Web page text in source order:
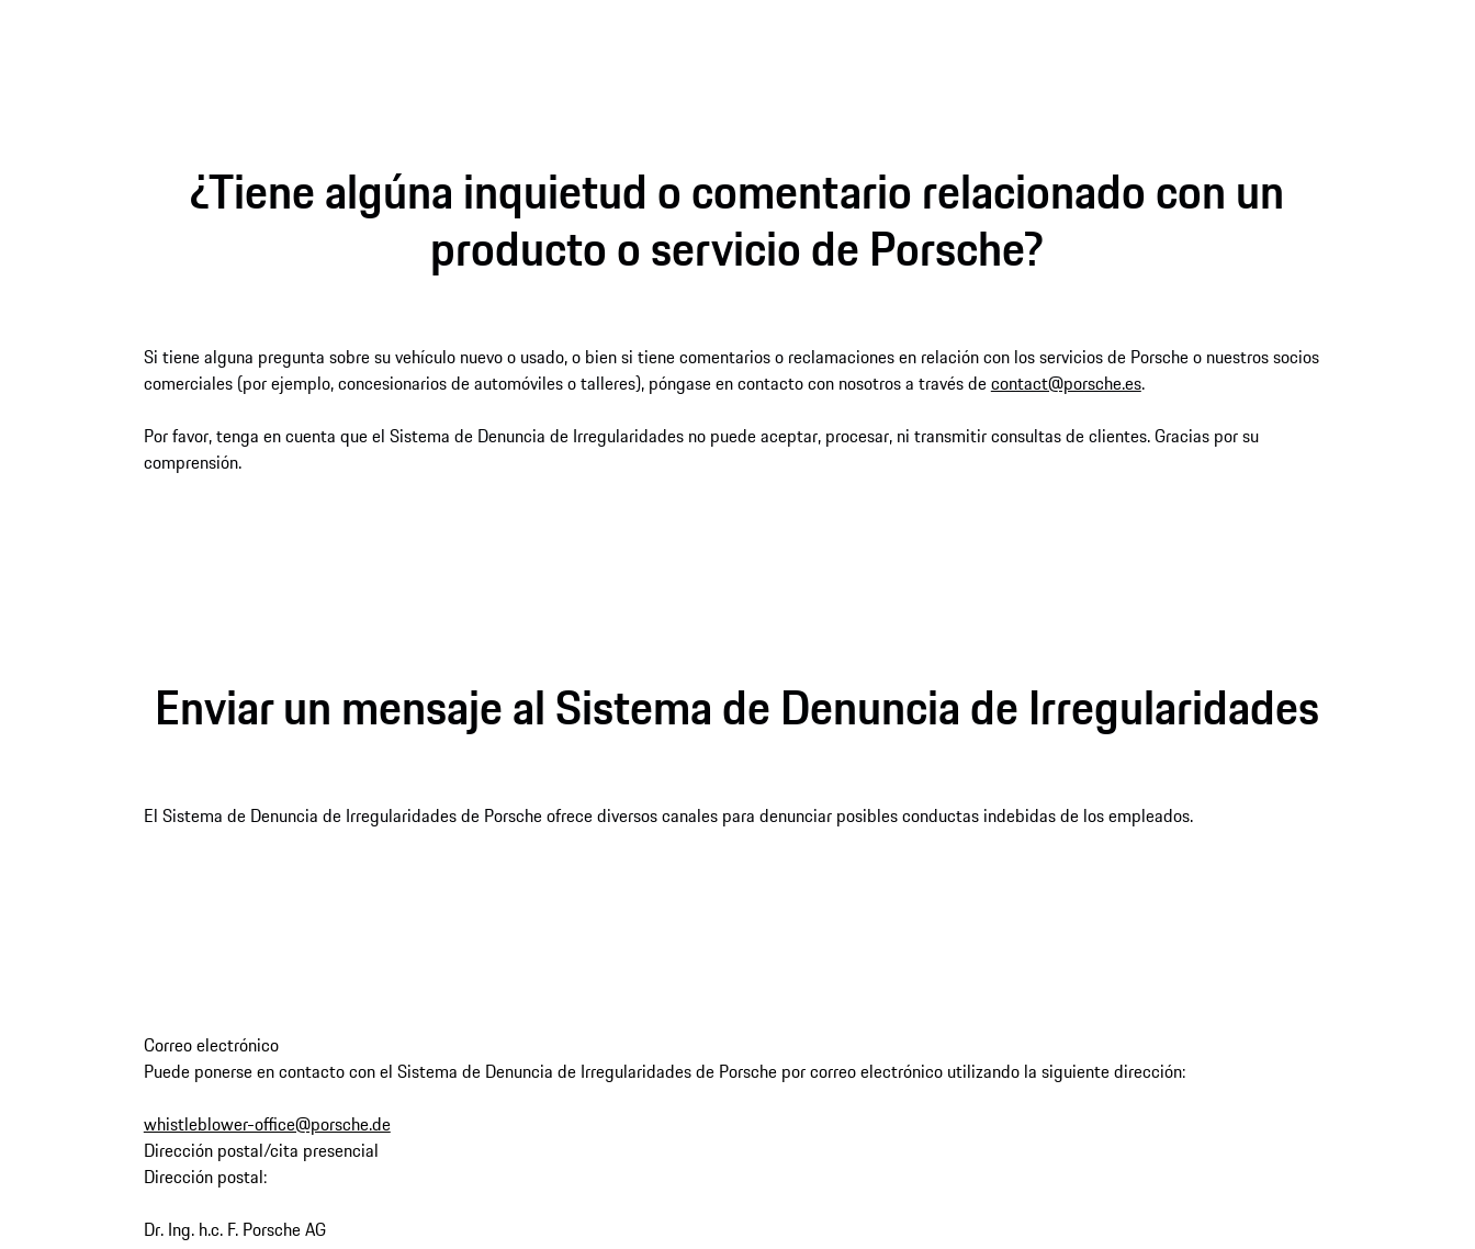
¿Tiene algúna inquietud o comentario relacionado con un
producto o servicio de Porsche?
Si tiene alguna pregunta sobre su vehículo nuevo o usado, o bien si tiene comentarios o reclamaciones en relación con los servicios de Porsche o nuestros socios
comerciales (por ejemplo, concesionarios de automóviles o talleres), póngase en contacto con nosotros a través decontact@porsche.es.
Por favor, tenga en cuenta que el Sistema de Denuncia de Irregularidades no puede aceptar, procesar, ni transmitir consultas de clientes. Gracias por su
comprensión.
Enviar un mensaje al Sistema de Denuncia de Irregularidades
El Sistema de Denuncia de Irregularidades de Porsche ofrece diversos canales para denunciar posibles conductas indebidas de los empleados.
Correo electrónico
Puede ponerse en contacto con el Sistema de Denuncia de Irregularidades de Porsche por correo electrónico utilizando la siguiente dirección:
whistleblower-office@porsche.de
Dirección postal/cita presencial
Dirección postal:
Dr. Ing. h.c. F. Porsche AG